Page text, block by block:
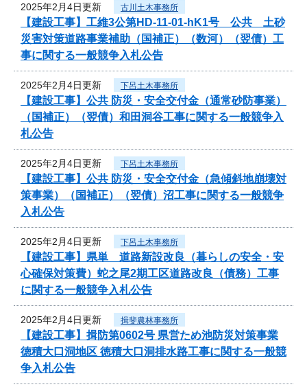
2025年2月4日更新 古川土木事務所
【建設工事】工維3公第HD-11-01-hK1号 公共 土砂
災害対策道路事業補助（国補正）（数河）（翌債）工
事に関する一般競争入札公告
2025年2月4日更新 下呂土木事務所
【建設工事】公共 防災・安全交付金（通常砂防事業）
（国補正）（翌債）和田洞谷工事に関する一般競争入
札公告
2025年2月4日更新 下呂土木事務所
【建設工事】公共 防災・安全交付金（急傾斜地崩壊対
策事業）（国補正）（翌債）沼工事に関する一般競争
入札公告
2025年2月4日更新 下呂土木事務所
【建設工事】県単 道路新設改良（暮らしの安全・安
心確保対策費）蛇之尾2期工区道路改良（債務）工事
に関する一般競争入札公告
2025年2月4日更新 揖斐農林事務所
【建設工事】揖防第0602号 県営ため池防災対策事業
徳積大口洞地区 徳積大口洞排水路工事に関する一般競
争入札公告